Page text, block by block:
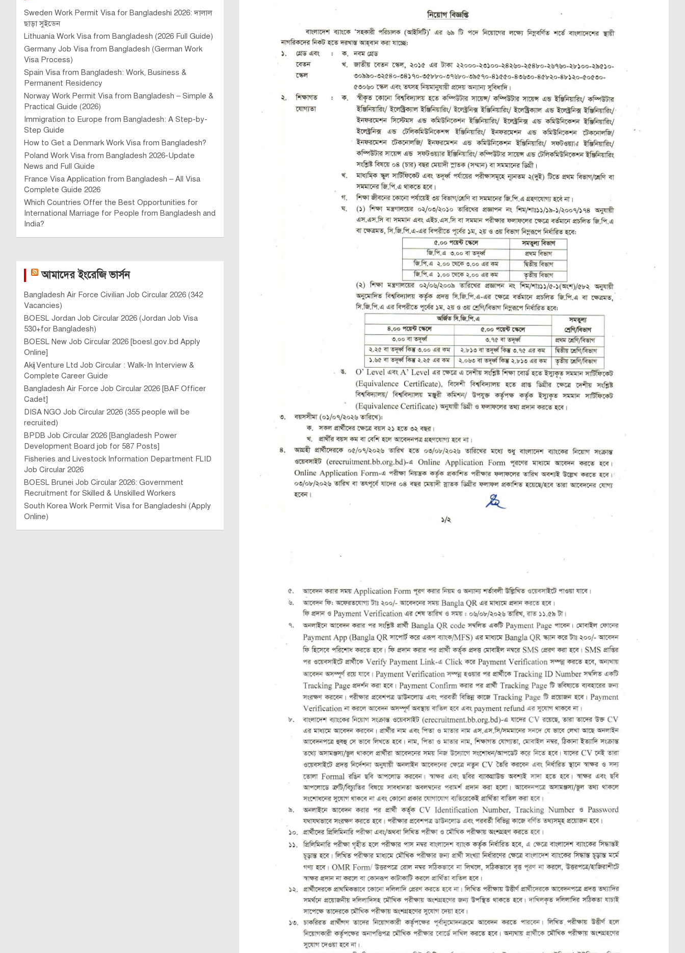
Sweden Work Permit Visa for Bangladeshi 2026: দালাল
ছাড়া সুইডেন
Lithuania Work Visa from Bangladesh (2026 Full Guide)
Germany Job Visa from Bangladesh (German Work
Visa Process)
Spain Visa from Bangladesh: Work, Business &
Permanent Residency
Norway Work Permit Visa from Bangladesh – Simple &
Practical Guide (2026)
Immigration to Europe from Bangladesh: A Step-by-
Step Guide
How to Get a Denmark Work Visa from Bangladesh?
Poland Work Visa from Bangladesh 2026-Update
News and Full Guide
France Visa Application from Bangladesh – All Visa
Complete Guide 2026
Which Countries Offer the Best Opportunities for
International Marriage for People from Bangladesh and
India?
আমাদের ইংরেজি ভার্সন
Bangladesh Air Force Civilian Job Circular 2026 (342
Vacancies)
BOESL Jordan Job Circular 2026 (Jordan Job Visa
530+for Bangladesh)
BOESL New Job Circular 2026 [boesl.gov.bd Apply
Online]
Akij Venture Ltd Job Circular : Walk-In Interview &
Complete Career Guide
Bangladesh Air Force Job Circular 2026 [BAF Officer
Cadet]
DISA NGO Job Circular 2026 (355 people will be
recruited)
BPDB Job Circular 2026 [Bangladesh Power
Development Board job for 587 Posts]
Fisheries and Livestock Information Department FLID
Job Circular 2026
BOESL Brunei Job Circular 2026: Government
Recruitment for Skilled & Unskilled Workers
South Korea Work Permit Visa for Bangladeshi (Apply
Online)